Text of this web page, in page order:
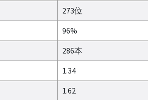
273位
96%
286本
1.34
1.62